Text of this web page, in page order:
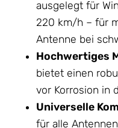
ausgelegt für
220 km/h – für
Antenne bei
Hochwertiges
bietet einen
vor Korrosion in
Universelle
für alle Antennen